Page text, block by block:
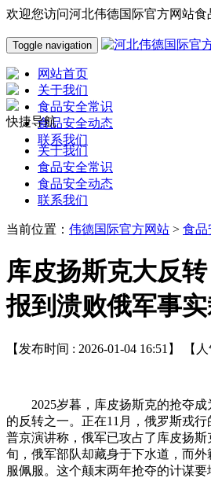
欢迎您访问河北伟德国际官方网站
Toggle navigation
网站首页
关于我们
食品安全常识
食品安全动态
联系我们
快捷导航
关于我们
食品安全常识
食品安全动态
联系我们
当前位置： 伟德国际官方网站 > 食品
库皮扬斯克大反
报到溃败俄军事
【发布时间 : 2026-01-04 16:51】 【
2025岁暮，库皮扬斯克的抢夺成
的反转之一。正在11月，俄罗斯戎
普京演讲称，俄军已攻占了库皮扬
旬，俄军部队却藏身于下水道，而
服佩服。这个颠末两年抢夺的计谋